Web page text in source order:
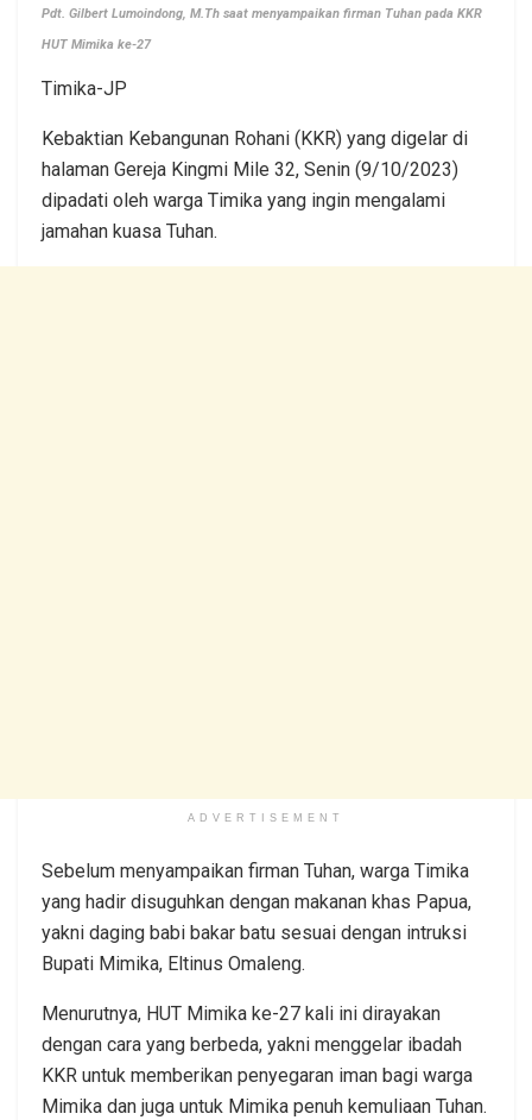
Pdt. Gilbert Lumoindong, M.Th saat menyampaikan firman Tuhan pada KKR
HUT Mimika ke-27
Timika-JP
Kebaktian Kebangunan Rohani (KKR) yang digelar di
halaman Gereja Kingmi Mile 32, Senin (9/10/2023)
dipadati oleh warga Timika yang ingin mengalami
jamahan kuasa Tuhan.
ADVERTISEMENT
Sebelum menyampaikan firman Tuhan, warga Timika
yang hadir disuguhkan dengan makanan khas Papua,
yakni daging babi bakar batu sesuai dengan intruksi
Bupati Mimika, Eltinus Omaleng.
Menurutnya, HUT Mimika ke-27 kali ini dirayakan
dengan cara yang berbeda, yakni menggelar ibadah
KKR untuk memberikan penyegaran iman bagi warga
Mimika dan juga untuk Mimika penuh kemuliaan Tuhan.